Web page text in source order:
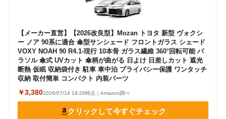
【メーカー直営】【2026改良型】Mozan トヨタ 新型 ヴォクシ
ー ノア 90系に適合 傘型サンシェード フロントガラス シェード
VOXY NOAH 90 R4.1-現行 10本骨 ガラス繊維 360°回転可能 パ
ラソル 傘式 UVカット 傘柄が曲がる 日よけ 日差しカット 遮光
断熱 仮眠 収納袋付き 駐車 車中泊 プライバシー保護 ワンタッチ
収納 取付簡単 コンパクト 内装パーツ
￥3,3802026/07/14 19:28時点｜Amazon調べ
クリックして今すぐチェック